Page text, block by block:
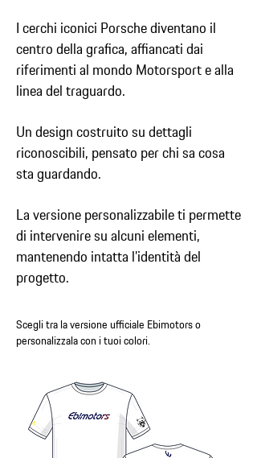
I cerchi iconici Porsche diventano il
centro della grafica, affiancati dai
riferimenti al mondo Motorsport e alla
linea del traguardo.
Un design costruito su dettagli
riconoscibili, pensato per chi sa cosa
sta guardando.
La versione personalizzabile ti permette
di intervenire su alcuni elementi,
mantenendo intatta l’identità del
progetto.
Scegli tra la versione ufficiale Ebimotors o
personalizzala con i tuoi colori.